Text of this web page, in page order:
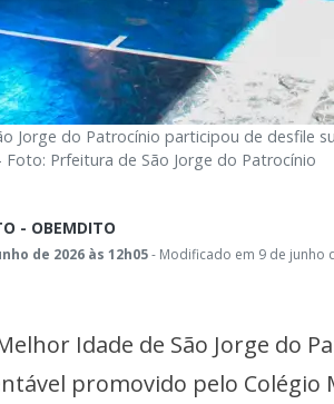
Jorge do Patrocínio participou de desfile
Prfeitura de São Jorge do Patrocínio
- OBEMDITO
de 2026 às 12h05- Modificado em 9 de junho
Idade de São Jorge do
promovido pelo